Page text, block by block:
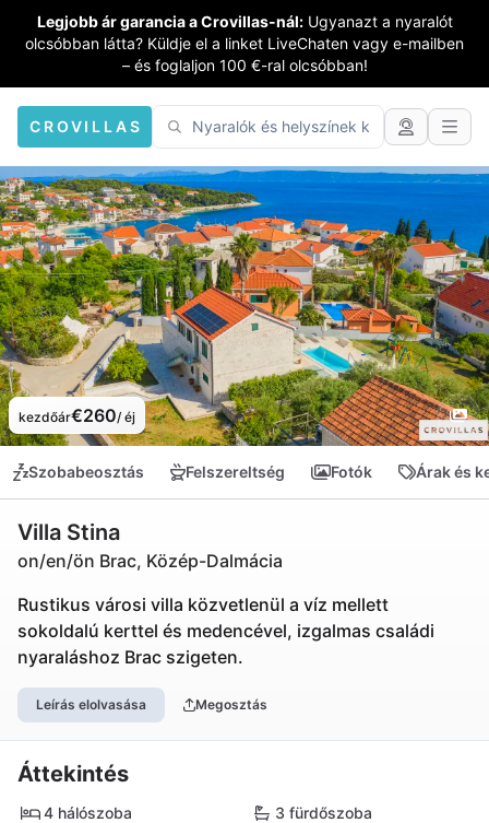
Legjobb ár garancia a Crovillas-nál: Ugyanazt a nyaralót
olcsóbban látta? Küldje el a linket LiveChaten vagy e-mailben
– és foglaljon 100 €-ral olcsóbban!
CROVILLAS
kezdőár€260/ éj
Szobabeosztás Felszereltség Fotók Árak és
Villa Stina
on/en/ön Brac, Közép-Dalmácia
Rustikus városi villa közvetlenül a víz mellett
sokoldalú kerttel és medencével, izgalmas családi
nyaraláshoz Brac szigeten.
Leírás elolvasása Megosztás
Áttekintés
4 hálószoba
3 fürdőszoba